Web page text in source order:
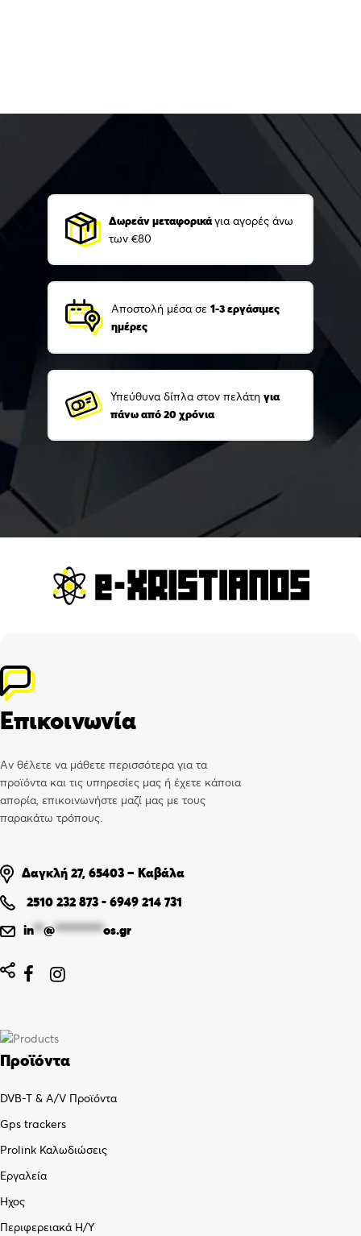
Δωρεάν μεταφορικάγια αγορές άνω
των €80
Αποστολή μέσα σε 1-3 εργάσιμες
ημέρες
Υπεύθυνα δίπλα στον πελάτη για
πάνω από 20 χρόνια
Επικοινωνία
Αν θέλετε να μάθετε περισσότερα για τα
προϊόντα και τις υπηρεσίες μας ή έχετε κάποια
απορία, επικοινωνήστε μαζί μας με τους
παρακάτω τρόπους.
Δαγκλή 27, 65403 – Καβάλα
2510 232 873 - 6949 214 731
in**@**********os.gr
 
Προϊόντα
DVB-T & A/V Προϊόντα
Gps trackers
Prolink Καλωδιώσεις
Εργαλεία
Ήχος
Περιφερειακά Η/Υ